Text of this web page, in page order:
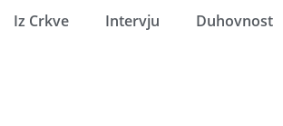
Iz Crkve Intervju Duhovnost